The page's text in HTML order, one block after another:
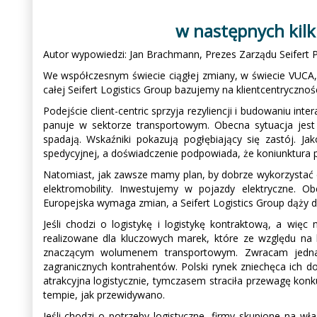
w następnych
Autor wypowiedzi: Jan Brachmann, Prezes Zarządu Seifert
We współczesnym świecie ciągłej zmiany, w świecie
całej Seifert Logistics Group bazujemy na
Podejście client-centric sprzyja rezyliencji i budowaniu
panuje w sektorze transportowym. Obecna sytuacja
spadają. Wskaźniki pokazują pogłębiający się zastój.
spedycyjnej, a doświadczenie podpowiada, że koniunktura
Natomiast, jak zawsze mamy plan, by dobrze
elektromobility. Inwestujemy w pojazdy elektryczne.
Europejska wymaga zmian, a Seifert Logistics Group
Jeśli chodzi o logistykę i logistykę kontraktową, a więc
realizowane dla kluczowych marek, które ze względu na
znaczącym wolumenem transportowym. Zwracam
zagranicznych kontrahentów. Polski rynek zniechęca ich
atrakcyjna logistycznie, tymczasem straciła przewagę
tempie, jak przewidywano.